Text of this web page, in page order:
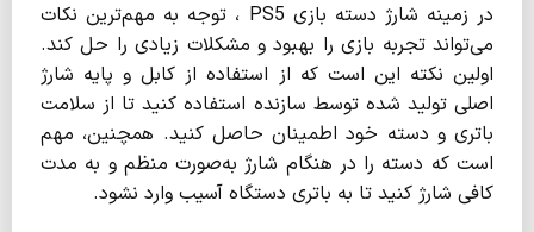
در زمینه شارژ دسته بازی PS5 ، توجه به مهم‌ترین نکات
می‌تواند تجربه‌ بازی را بهبود و مشکلات زیادی را حل کند.
اولین نکته این است که از استفاده از کابل و پایه شارژ
اصلی تولید شده توسط سازنده استفاده کنید تا از سلامت
باتری و دسته خود اطمینان حاصل کنید. همچنین، مهم
است که دسته را در هنگام شارژ به‌صورت منظم و به مدت
کافی شارژ کنید تا به باتری دستگاه آسیب وارد نشود.